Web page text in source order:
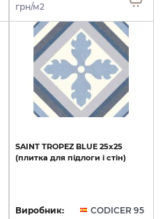
грн/м2
SAINT TROPEZ BLUE 25x25
(плитка для підлоги і стін)
Виробник: CODICER 95